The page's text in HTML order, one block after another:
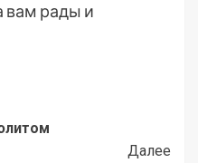
вам рады и
Далее